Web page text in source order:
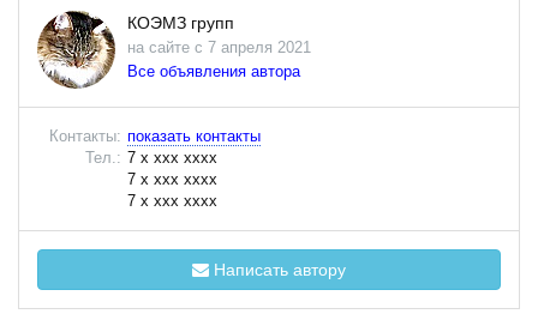
КОЭМЗ групп
на сайте с 7 апреля 2021
Все объявления автора
Контакты: показать контакты
Тел.: 7 x xxx xxxx
7 x xxx xxxx
7 x xxx xxxx
Написать автору